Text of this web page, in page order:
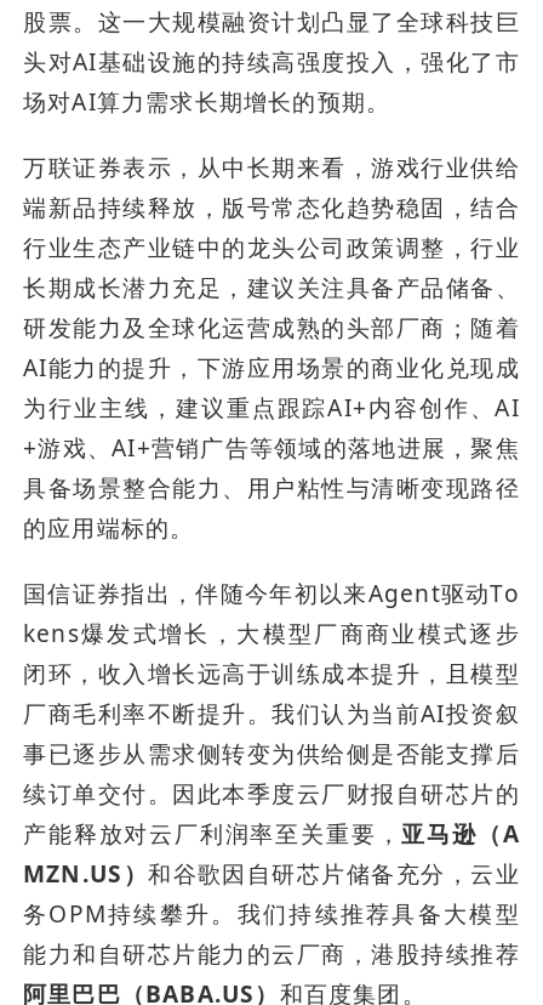
股票。这一大规模融资计划凸显了全球科技巨
头对AI基础设施的持续高强度投入，强化了市
场对AI算力需求长期增长的预期。
万联证券表示，从中长期来看，游戏行业供给
端新品持续释放，版号常态化趋势稳固，结合
行业生态产业链中的龙头公司政策调整，行业
长期成长潜力充足，建议关注具备产品储备、
研发能力及全球化运营成熟的头部厂商；随着
AI能力的提升，下游应用场景的商业化兑现成
为行业主线，建议重点跟踪AI+内容创作、AI
+游戏、AI+营销广告等领域的落地进展，聚焦
具备场景整合能力、用户粘性与清晰变现路径
的应用端标的。
国信证券指出，伴随今年初以来Agent驱动To
kens爆发式增长，大模型厂商商业模式逐步
闭环，收入增长远高于训练成本提升，且模型
厂商毛利率不断提升。我们认为当前AI投资叙
事已逐步从需求侧转变为供给侧是否能支撑后
续订单交付。因此本季度云厂财报自研芯片的
产能释放对云厂利润率至关重要，亚马逊（A
MZN.US）和谷歌因自研芯片储备充分，云业
务OPM持续攀升。我们持续推荐具备大模型
能力和自研芯片能力的云厂商，港股持续推荐
阿里巴巴（BABA.US） 和百度集团。